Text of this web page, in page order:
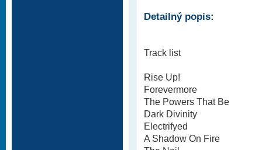
Detailný popis:
Track list
Rise Up!
Forevermore
The Powers That Be
Dark Divinity
Electrifyed
A Shadow On Fire